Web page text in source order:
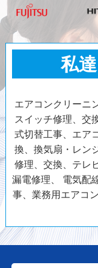
私
エアコンクリーニ
スイッチ修理、交
式切替工事、エア
換、換気扇・レン
修理、交換、テレ
漏電修理、 電気配
事、業務用エアコ